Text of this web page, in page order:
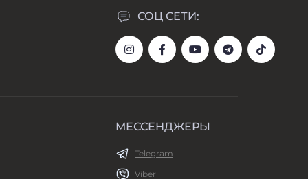
СОЦ СЕТИ:
МЕССЕНДЖЕРЫ
Telegram
Viber